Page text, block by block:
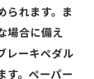
られます。ま
場合に備え
レーキペダル
す。ペーパー